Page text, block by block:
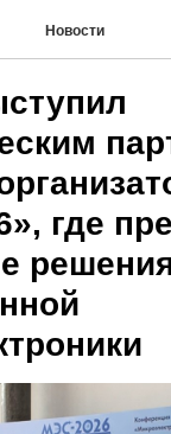
Новости
где